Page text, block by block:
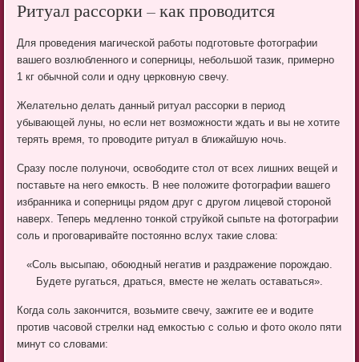
Ритуал рассорки – как проводится
Для проведения магической работы подготовьте фотографии
вашего возлюбленного и соперницы, небольшой тазик, примерно
1 кг обычной соли и одну церковную свечу.
Желательно делать данный ритуал рассорки в период
убывающей луны, но если нет возможности ждать и вы не хотите
терять время, то проводите ритуал в ближайшую ночь.
Сразу после полуночи, освободите стол от всех лишних вещей и
поставьте на него емкость. В нее положите фотографии вашего
избранника и соперницы рядом друг с другом лицевой стороной
наверх. Теперь медленно тонкой струйкой сыпьте на фотографии
соль и проговаривайте постоянно вслух такие слова:
«Соль высыпаю, обоюдный негатив и раздражение порождаю.
Будете ругаться, драться, вместе не желать оставаться».
Когда соль закончится, возьмите свечу, зажгите ее и водите
против часовой стрелки над емкостью с солью и фото около пяти
минут со словами: